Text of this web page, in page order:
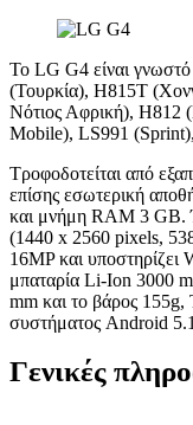
Το LG G4 είναι
(Τουρκία), H815T
Νότιος Αφρική),
Mobile), LS991
Τροφοδοτείται από
επίσης εσωτερική
και μνήμη RAM 3 GB.
(1440 x 2560 pixels,
16MP και
μπαταρία Li-Ion 3000
mm και το βάρος 155g,
συστήματος Android
Γενικές